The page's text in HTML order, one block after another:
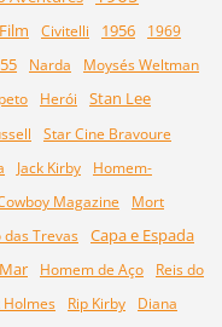
Civitelli 1956
1969
Narda
Moysés Weltman
Herói Stan Lee
Star Cine Bravoure
Jack Kirby
Homem-
Magazine
Mort
das Trevas Capa e Espada
Mar Homem de Aço
Reis do
Holmes Rip Kirby
Diana